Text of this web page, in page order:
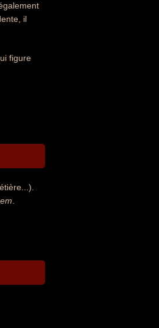
il
figure